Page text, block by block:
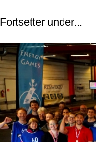
Fortsetter under...